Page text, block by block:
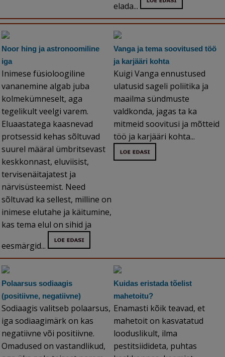
elada...
Noor hing ja astronoomiline
iga
Inimese füsioloogiline
vananemine algab juba
kolmekümneselt, aga
tegelikult veelgi varem.
Eluaastatega kaasnevad
protsessid kehas sõltuvad
suurel määral ümbritsevast
keskkonnast, eluviisist,
tervisenäitajatest ja
närvisüsteemist. Need
sõltuvad ka sellest, milline on
inimese elutahe ja käitumine,
kas tema elul on sihid ja
eesmärgid...
Vanga ja tema soovitused töö
ja karjääri kohta
Kuigi Vanga ennustused
ulatusid sageli poliitika ja
maailma sündmuste
valdkonda, jagas ta ka
mitmeid soovitusi ja mõtteid
töö ja karjääri kohta...
Polaarsus sodiaagis
(positiivne, negatiivne)
Sodiaagis valitseb polaarsus,
iga sodiaagimärk on kas
negatiivne või positiivne.
Omadused on vastandlikud,
Kuidas eristada tõelist
mahetoitu?
Enamasti kõik teavad, et
mahetoit on kasvatatud
looduslikult, ilma
pestitsiidideta, puhtas